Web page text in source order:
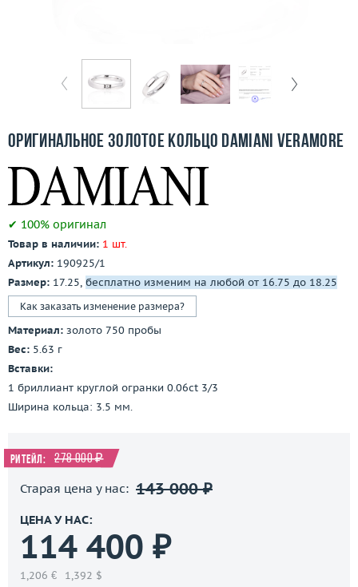
О компании
3D-тур по шоуруму
Оригинальное золотое кольцо Damiani Veramore
✔ 100% оригинал
Товар в наличии: 1 шт.
Артикул: 190925/1
Размер: 17.25, бесплатно изменим на любой от 16.75 до 18.25
Как заказать изменение размера?
Материал: золото 750 пробы
Вес: 5.63 г
Вставки:
1 бриллиант круглой огранки 0.06ct 3/3
Ширина кольца: 3.5 мм.
Ритейл: 278 000 ₽
Старая цена у нас: 143 000 ₽
ЦЕНА У НАС:
114 400 ₽
1,206 € 1,392 $